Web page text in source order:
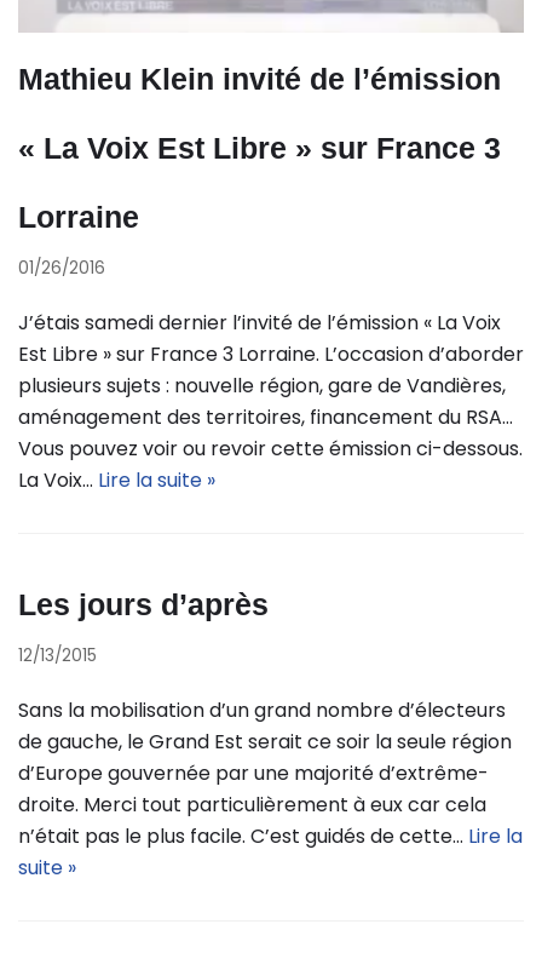
Mathieu Klein invité de l’émission
« La Voix Est Libre » sur France 3
Lorraine
01/26/2016
J’étais samedi dernier l’invité de l’émission « La Voix
Est Libre » sur France 3 Lorraine. L’occasion d’aborder
plusieurs sujets : nouvelle région, gare de Vandières,
aménagement des territoires, financement du RSA…
Vous pouvez voir ou revoir cette émission ci-dessous.
La Voix… Lire la suite »
Les jours d’après
12/13/2015
Sans la mobilisation d’un grand nombre d’électeurs
de gauche, le Grand Est serait ce soir la seule région
d’Europe gouvernée par une majorité d’extrême-
droite. Merci tout particulièrement à eux car cela
n’était pas le plus facile. C’est guidés de cette… Lire la
suite »